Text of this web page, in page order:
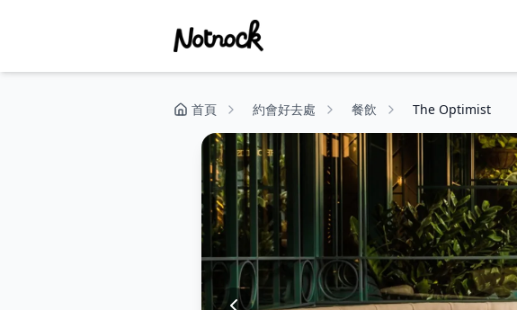
首頁 約會好去處 餐飲 The Optimist